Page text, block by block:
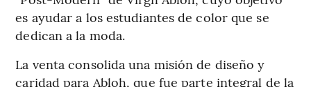
es ayudar a los estudiantes de color que se
dedican a la moda.
La venta consolida una misión de diseño y
caridad para Abloh, que fue parte integral de la